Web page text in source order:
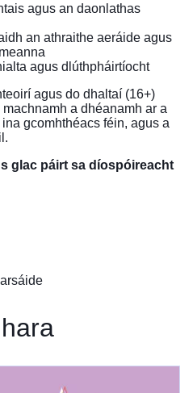
agus an daonlathas
an athraithe aeráide agus
agus dlúthpháirtíocht
agus do dhaltaí (16+)
a dhéanamh ar a
gcomhthéacs féin, agus a
glac páirt sa díospóireacht